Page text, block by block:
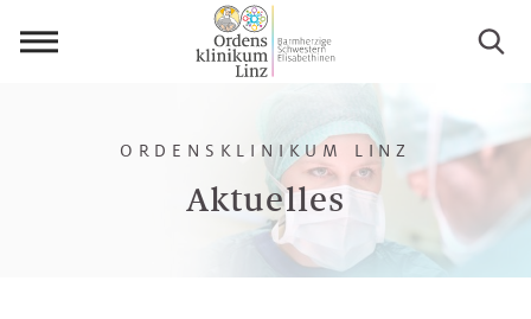
Aktuelles
ORDENSKLINIKUM LINZ